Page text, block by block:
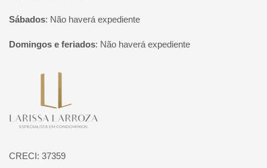
Sábados: Não haverá expediente
Domingos e feriados: Não haverá expediente
CRECI: 37359